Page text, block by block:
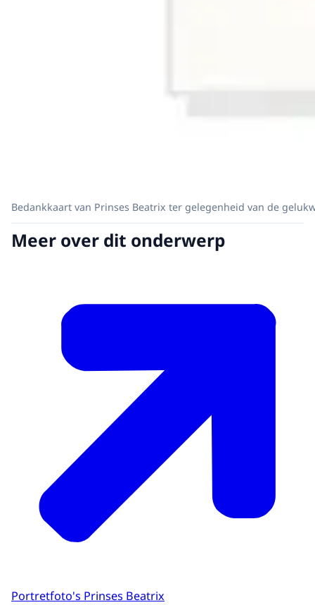
Bedankkaart van Prinses Beatrix ter gelegenheid van de
Meer over dit onderwerp
Portretfoto's Prinses Beatrix